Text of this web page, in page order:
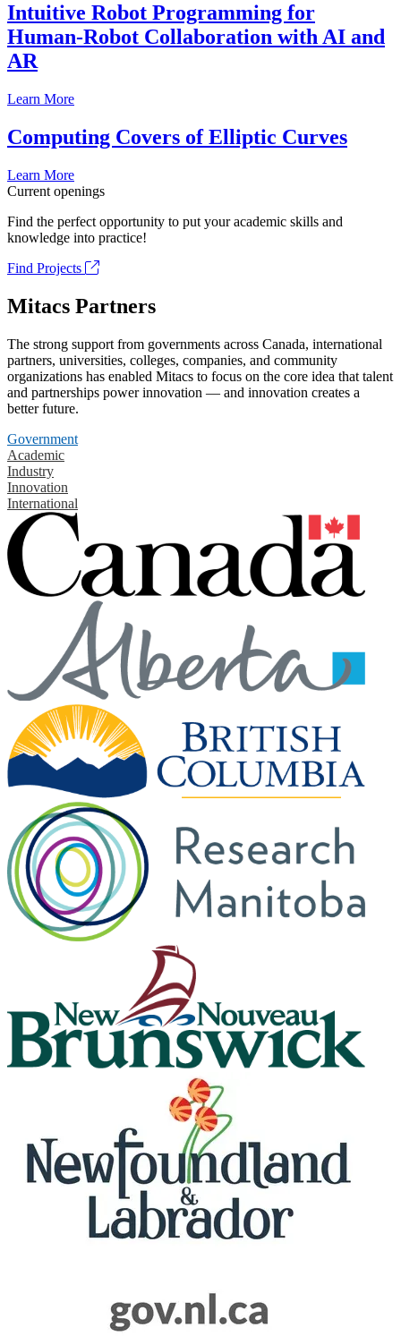
Intuitive Robot Programming for
Human-Robot Collaboration with AI and
AR
Learn More
Computing Covers of Elliptic Curves
Learn More
Current openings
Find the perfect opportunity to put your academic skills and
knowledge into practice!
Find Projects
Mitacs Partners
The strong support from governments across Canada, international
partners, universities, colleges, companies, and community
organizations has enabled Mitacs to focus on the core idea that talent
and partnerships power innovation — and innovation creates a
better future.
Government
Academic
Industry
Innovation
International